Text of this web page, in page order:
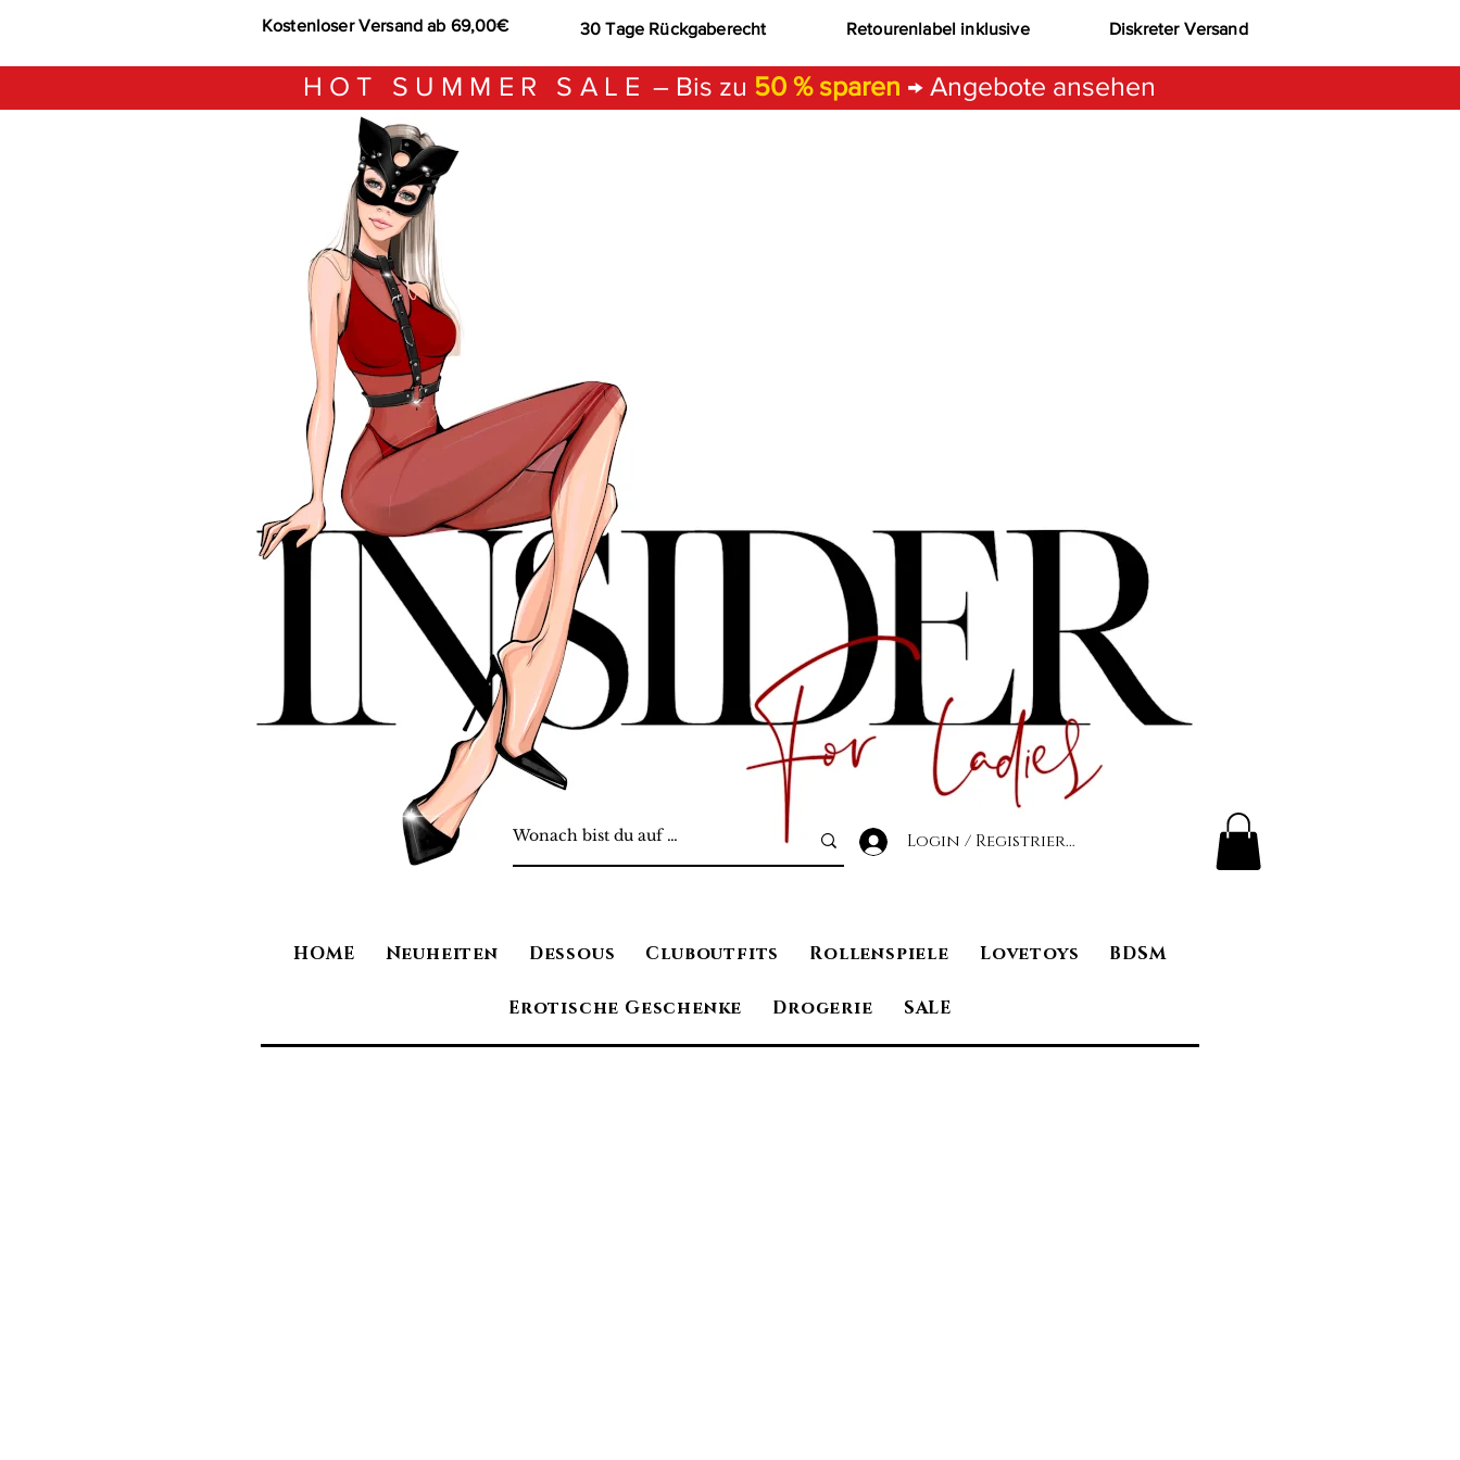
Kostenloser Versand ab 69,00€ 30 Tage Rückgaberecht Retourenlabel inklusive Diskreter Versand
HOT SUMMER SALE – Bis zu 50 % sparen → Angebote ansehen
Login / Registrierung
HOME Neuheiten Dessous Cluboutfits Rollenspiele Lovetoys BDSM
Erotische Geschenke Drogerie SALE